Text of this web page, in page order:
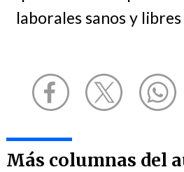
laborales sanos y
Más columnas del